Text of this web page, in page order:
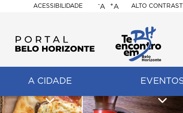
ACESSIBILIDADE
BELO
HORIZONTE
-A +A ALTO
A CIDADE